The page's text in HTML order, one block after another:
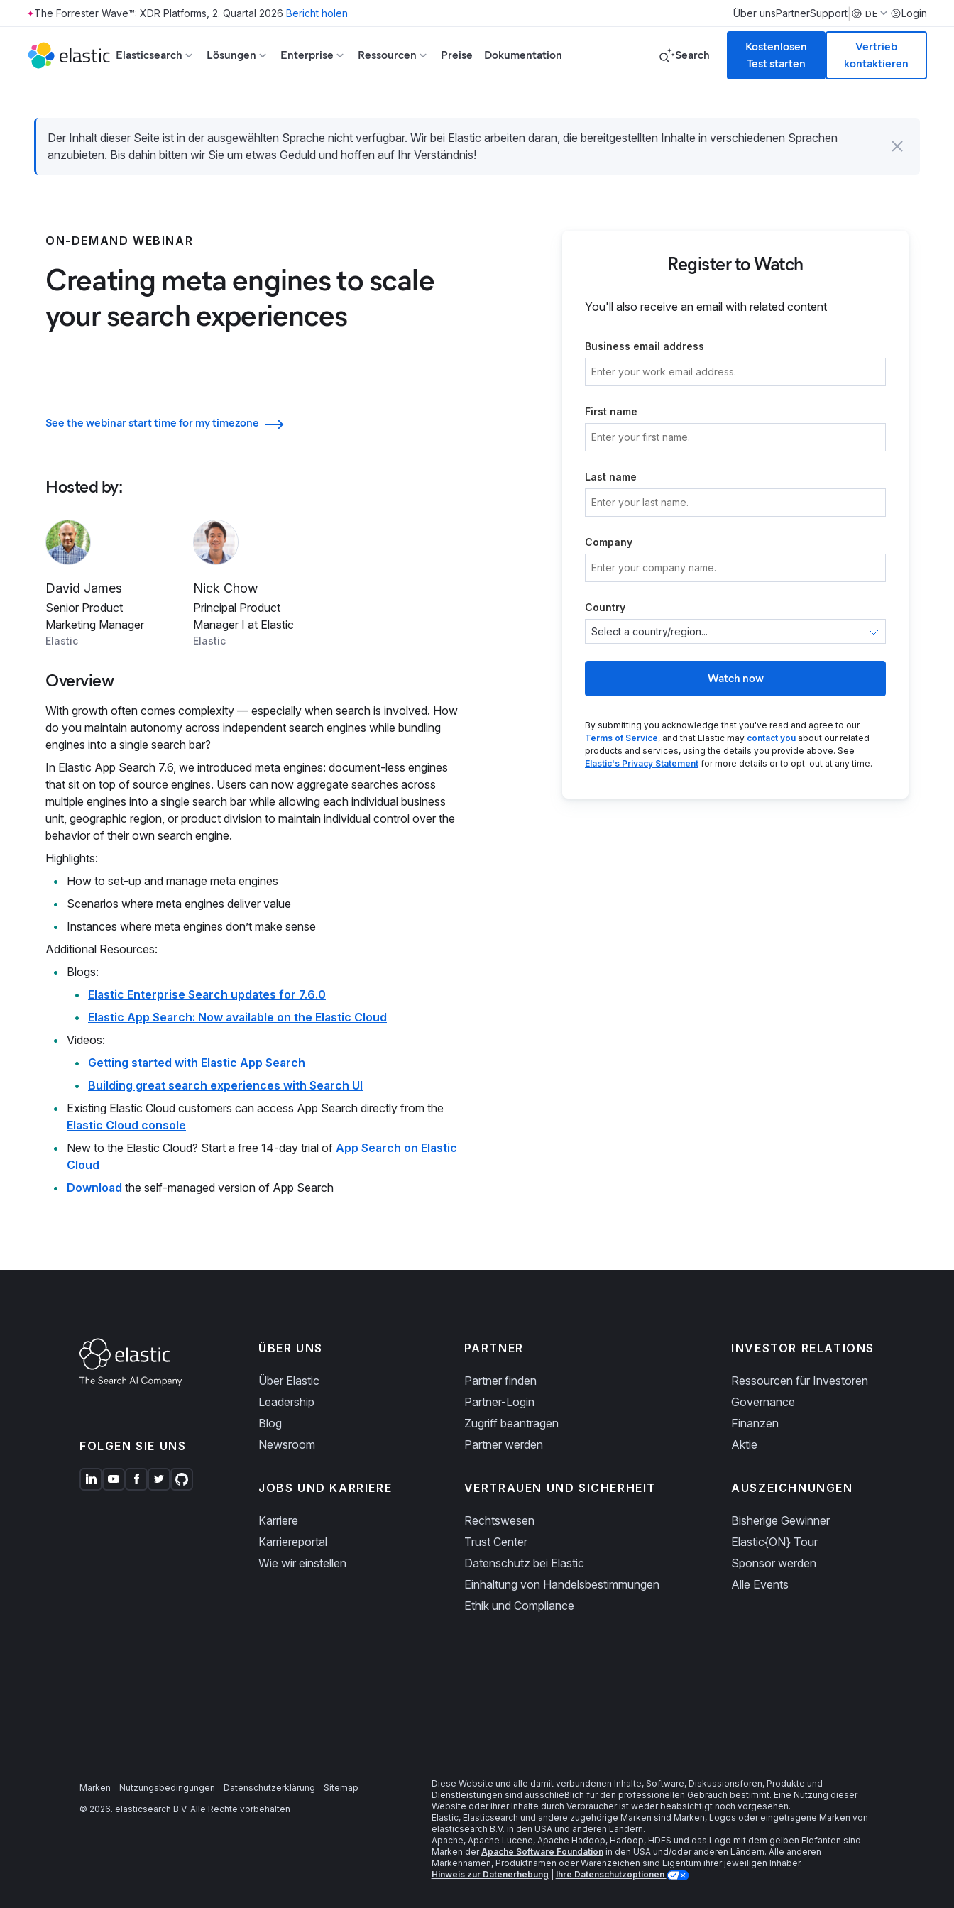
Skip to main content
The Forrester Wave™: XDR Platforms, 2. Quartal 2026 Bericht holen Über unsPartnerSupport DE Login
Elasticsearch Lösungen Enterprise Ressourcen Preise Dokumentation Search
Kostenlosen
Test starten
Vertrieb
kontaktieren
Der Inhalt dieser Seite ist in der ausgewählten Sprache nicht verfügbar. Wir bei Elastic arbeiten daran, die bereitgestellten Inhalte in verschiedenen Sprachen
anzubieten. Bis dahin bitten wir Sie um etwas Geduld und hoffen auf Ihr Verständnis!
ON-DEMAND WEBINAR
Creating meta engines to scale
your search experiences
See the webinar start time for my timezone
Hosted by:
David James
Senior Product
Marketing Manager
Elastic
Nick Chow
Principal Product
Manager I at Elastic
Elastic
Overview
With growth often comes complexity — especially when search is involved. How
do you maintain autonomy across independent search engines while bundling
engines into a single search bar?
In Elastic App Search 7.6, we introduced meta engines: document-less engines
that sit on top of source engines. Users can now aggregate searches across
multiple engines into a single search bar while allowing each individual business
unit, geographic region, or product division to maintain individual control over the
behavior of their own search engine.
Highlights:
How to set-up and manage meta engines
Scenarios where meta engines deliver value
Instances where meta engines don’t make sense
Additional Resources:
Blogs:
Elastic Enterprise Search updates for 7.6.0
Elastic App Search: Now available on the Elastic Cloud
Videos:
Getting started with Elastic App Search
Building great search experiences with Search UI
Existing Elastic Cloud customers can access App Search directly from the
Elastic Cloud console
New to the Elastic Cloud? Start a free 14-day trial of App Search on Elastic
Cloud
Download the self-managed version of App Search
Register to Watch
You'll also receive an email with related content
Business email address
First name
Last name
Company
Country
Watch now
By submitting you acknowledge that you've read and agree to our
Terms of Service, and that Elastic may contact you about our related
products and services, using the details you provide above. See
Elastic's Privacy Statement for more details or to opt-out at any time.
FOLGEN SIE UNS
ÜBER UNS
Über Elastic
Leadership
Blog
Newsroom
JOBS UND KARRIERE
Karriere
Karriereportal
Wie wir einstellen
PARTNER
Partner finden
Partner-Login
Zugriff beantragen
Partner werden
VERTRAUEN UND SICHERHEIT
Rechtswesen
Trust Center
Datenschutz bei Elastic
Einhaltung von Handelsbestimmungen
Ethik und Compliance
INVESTOR RELATIONS
Ressourcen für Investoren
Governance
Finanzen
Aktie
AUSZEICHNUNGEN
Bisherige Gewinner
Elastic{ON} Tour
Sponsor werden
Alle Events
Marken Nutzungsbedingungen Datenschutzerklärung
Sitemap
© 2026. elasticsearch B.V. Alle Rechte vorbehalten
Diese Website und alle damit verbundenen Inhalte, Software, Diskussionsforen, Produkte und
Dienstleistungen sind ausschließlich für den professionellen Gebrauch bestimmt. Eine Nutzung dieser
Website oder ihrer Inhalte durch Verbraucher ist weder beabsichtigt noch vorgesehen.
Elastic, Elasticsearch und andere zugehörige Marken sind Marken, Logos oder eingetragene Marken von
elasticsearch B.V. in den USA und anderen Ländern.
Apache, Apache Lucene, Apache Hadoop, Hadoop, HDFS und das Logo mit dem gelben Elefanten sind
Marken derApache Software Foundationin den USA und/oder anderen Ländern. Alle anderen
Markennamen, Produktnamen oder Warenzeichen sind Eigentum ihrer jeweiligen Inhaber.
Hinweis zur Datenerhebung
Ihre Datenschutzoptionen